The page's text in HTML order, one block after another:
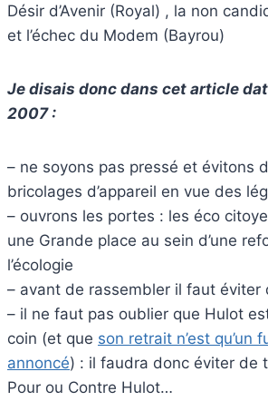
Désir d’Avenir (Royal) , la non
et l’échec du Modem (Bayrou)
Je disais donc dans cet article
2007 :
– ne soyons pas pressé et évitons
bricolages d’appareil en vue des
– ouvrons les portes : les éco
une Grande place au sein d’une
l’écologie
– avant de rassembler il faut éviter
– il ne faut pas oublier que Hulot
coin (et que son retrait n’est qu’un
annoncé) : il faudra donc éviter de
Pour ou Contre Hulot…